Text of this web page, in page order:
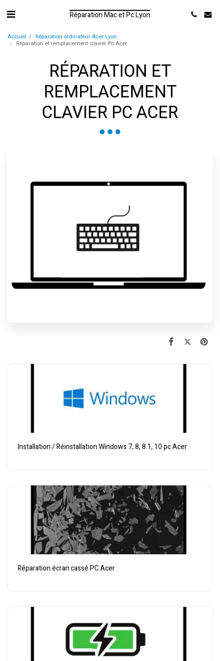
Réparation Mac et Pc Lyon
Accueil
Réparation ordinateur Acer Lyon
Réparation et remplacement clavier Pc Acer
RÉPARATION ET
REMPLACEMENT
CLAVIER PC ACER
Installation / Réinstallation Windows 7, 8, 8.1, 10 pc Acer
Réparation écran cassé PC Acer